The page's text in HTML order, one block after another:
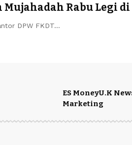
Mujahadah Rabu Legi
DPW FKDT…
ES MoneyU.K
Marketing